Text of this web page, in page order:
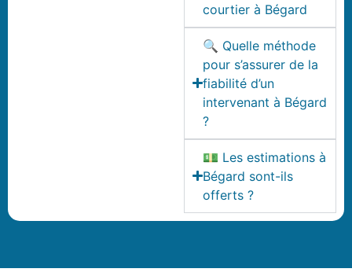
courtier à Bégard
🔍 Quelle méthode
pour s’assurer de la
fiabilité d’un
intervenant à Bégard
?
💵 Les estimations à
Bégard sont-ils
offerts ?